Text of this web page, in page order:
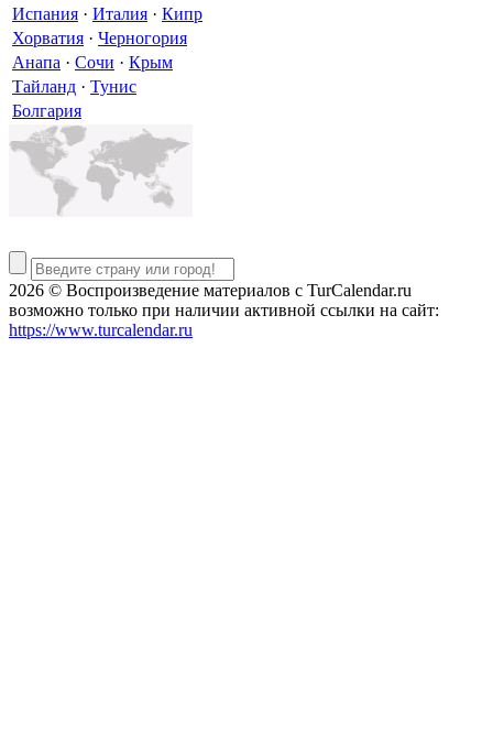
Испания · Италия · Кипр
Хорватия · Черногория
Анапа · Сочи · Крым
Тайланд · Тунис
Болгария
2026 © Воспроизведение материалов c TurCalendar.ru
возможно только при наличии активной ссылки на сайт:
https://www.turcalendar.ru